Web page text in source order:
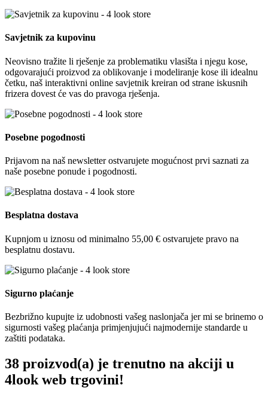
Savjetnik za kupovinu
Neovisno tražite li rješenje za problematiku vlasišta i njegu kose,
odgovarajući proizvod za oblikovanje i modeliranje kose ili idealnu
četku, naš interaktivni online savjetnik kreiran od strane iskusnih
frizera dovest će vas do pravoga rješenja.
Posebne pogodnosti
Prijavom na naš newsletter ostvarujete mogućnost prvi saznati za
naše posebne ponude i pogodnosti.
Besplatna dostava
Kupnjom u iznosu od minimalno 55,00 € ostvarujete pravo na
besplatnu dostavu.
Sigurno plaćanje
Bezbrižno kupujte iz udobnosti vašeg naslonjača jer mi se brinemo o
sigurnosti vašeg plaćanja primjenjujući najmodernije standarde u
zaštiti podataka.
38 proizvod(a) je trenutno na akciji u
4look web trgovini!